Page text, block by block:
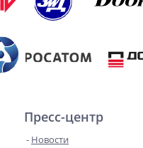
Пресс-центр
Новости